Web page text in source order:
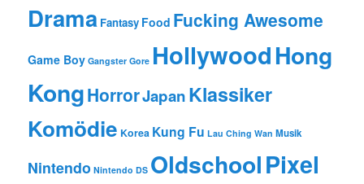
Drama Fantasy Food Fucking Awesome
Game Boy Gangster Gore HollywoodHong
KongHorrorJapanKlassiker
Komödie Korea Kung Fu Lau Ching Wan Musik
Nintendo Nintendo DS OldschoolPixel